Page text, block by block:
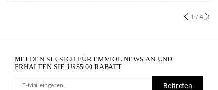
1 / 4
MELDEN SIE SICH FÜR EMMIOL NEWS AN UND
ERHALTEN SIE US$5.00 RABATT
Beitreten